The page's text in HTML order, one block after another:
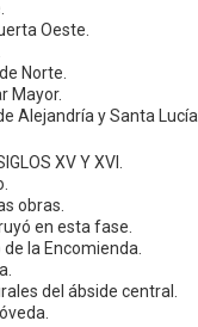
Oeste.
Norte.
Mayor.
Alejandría y Santa Lucía.
XV Y XVI.
obras.
en esta fase.
la Encomienda.
del ábside central.